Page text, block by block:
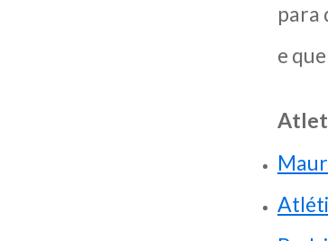
para
e